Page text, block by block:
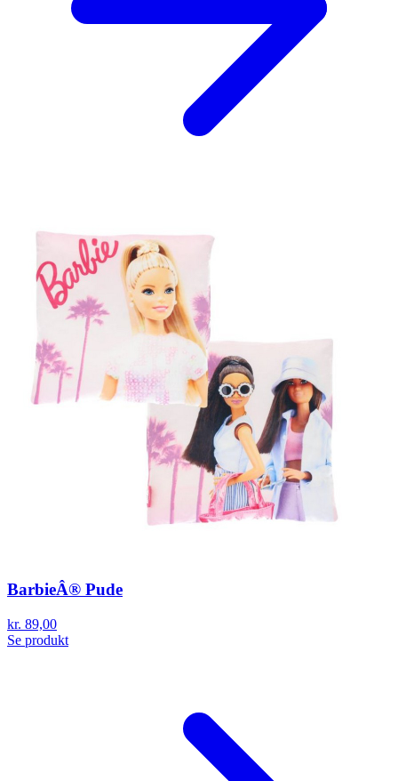
BarbieÂ® Pude
kr. 89,00
Se produkt